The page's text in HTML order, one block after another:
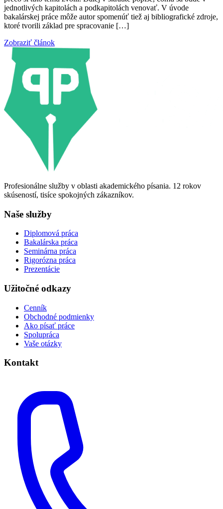
jednotlivých kapitolách a podkapitolách venovať. V úvode
bakalárskej práce môže autor spomenúť tiež aj bibliografické zdroje,
ktoré tvorili základ pre spracovanie […]
Zobraziť článok
Profesionálne služby v oblasti akademického písania. 12 rokov
skúseností, tisíce spokojných zákazníkov.
Naše služby
Diplomová práca
Bakalárska práca
Seminárna práca
Rigorózna práca
Prezentácie
Užitočné odkazy
Cenník
Obchodné podmienky
Ako písať práce
Spolupráca
Vaše otázky
Kontakt